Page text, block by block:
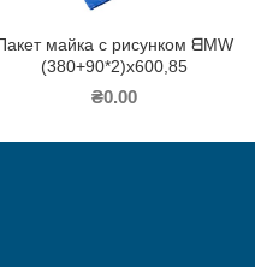
майка с рисунком ᗺMW
(380+90*2)х600,85
₴0.00